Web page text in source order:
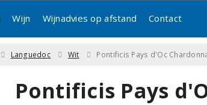
Wijn Wijnadvies op afstand Contact
Languedoc Wit Pontificis Pays d'Oc
Pontificis Pays